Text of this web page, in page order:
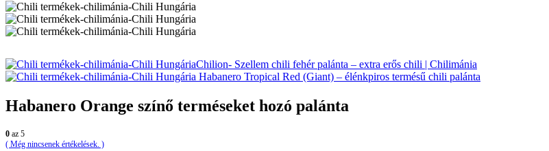
Szellem chili fehér palánta – extra erős chili | Chilimánia
Habanero Tropical Red (Giant) – élénkpiros termésű chili palánta
Habanero Orange színő terméseket hozó palánta
0 az 5
( Még nincsenek értékelések. )